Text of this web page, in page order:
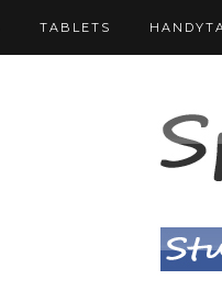
TABLETS